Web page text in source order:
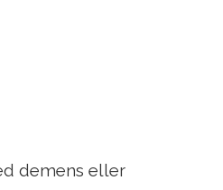
demens eller